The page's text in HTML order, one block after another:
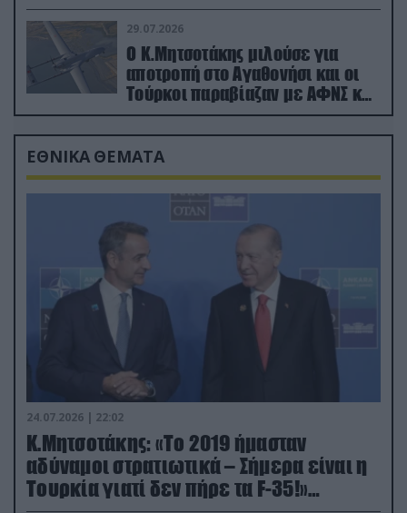
29.07.2026
Ο Κ.Μητσοτάκης μιλούσε για
αποτροπή στο Αγαθονήσι και οι
Τούρκοι παραβίαζαν με ΑΦΝΣ και
drone
ΕΘΝΙΚΑ ΘΕΜΑΤΑ
24.07.2026 | 22:02
Κ.Μητσοτάκης: «Το 2019 ήμασταν
αδύναμοι στρατιωτικά – Σήμερα είναι η
Τουρκία γιατί δεν πήρε τα F-35!»